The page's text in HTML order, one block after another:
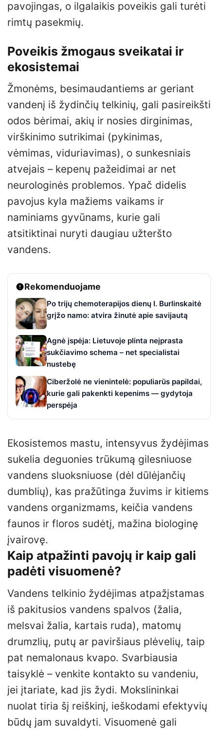
pavojingas, o ilgalaikis poveikis gali turėti
rimtų pasekmių.
Poveikis žmogaus sveikatai ir
ekosistemai
Žmonėms, besimaudantiems ar geriant
vandenį iš žydinčių telkinių, gali pasireikšti
odos bėrimai, akių ir nosies dirginimas,
virškinimo sutrikimai (pykinimas,
vėmimas, viduriavimas), o sunkesniais
atvejais – kepenų pažeidimai ar net
neurologinės problemos. Ypač didelis
pavojus kyla mažiems vaikams ir
naminiams gyvūnams, kurie gali
atsitiktinai nuryti daugiau užteršto
vandens.
Rekomenduojame
Po trijų chemoterapijos dienų I. Burlinskaitė
grįžo namo: atvira žinutė apie savijautą
Agnė įspėja: Lietuvoje plinta neįprasta
sukčiavimo schema – net specialistai
nustebę
Ciberžolė ne vienintelė: populiarūs papildai,
kurie gali pakenkti kepenims — gydytoja
perspėja
Ekosistemos mastu, intensyvus žydėjimas
sukelia deguonies trūkumą gilesniuose
vandens sluoksniuose (dėl dūlėjančių
dumblių), kas pražūtinga žuvims ir kitiems
vandens organizmams, keičia vandens
faunos ir floros sudėtį, mažina biologinę
įvairovę.
Kaip atpažinti pavojų ir kaip gali
padėti visuomenė?
Vandens telkinio žydėjimas atpažįstamas
iš pakitusios vandens spalvos (žalia,
melsvai žalia, kartais ruda), matomų
drumzlių, putų ar paviršiaus plėvelių, taip
pat nemalonaus kvapo. Svarbiausia
taisyklė – venkite kontakto su vandeniu,
jei įtariate, kad jis žydi. Mokslininkai
nuolat tiria šį reiškinį, ieškodami efektyvių
būdų jam suvaldyti. Visuomenė gali